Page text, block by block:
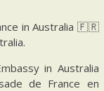
in Australia 🇫🇷
in Australia
de France en